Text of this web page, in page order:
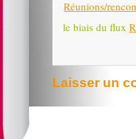
Réunions/
le biais du flux
Laisser un